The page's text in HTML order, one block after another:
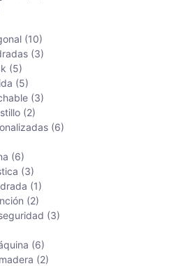
(10)
(3)
(5)
(5)
(3)
(2)
(6)
(6)
(3)
(1)
(2)
(3)
(6)
(2)